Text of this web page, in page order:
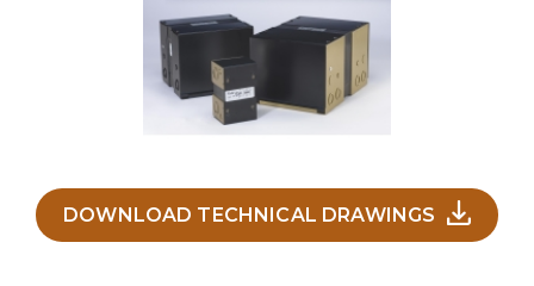
DOWNLOAD TECHNICAL DRAWINGS